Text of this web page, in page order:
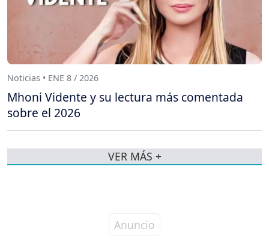
Noticias • ENE 8 / 2026
Mhoni Vidente y su lectura más comentada
sobre el 2026
VER MÁS +